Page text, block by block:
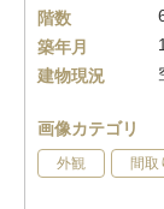
階数
築年月
建物現況
画像カテゴリ
外観 間取